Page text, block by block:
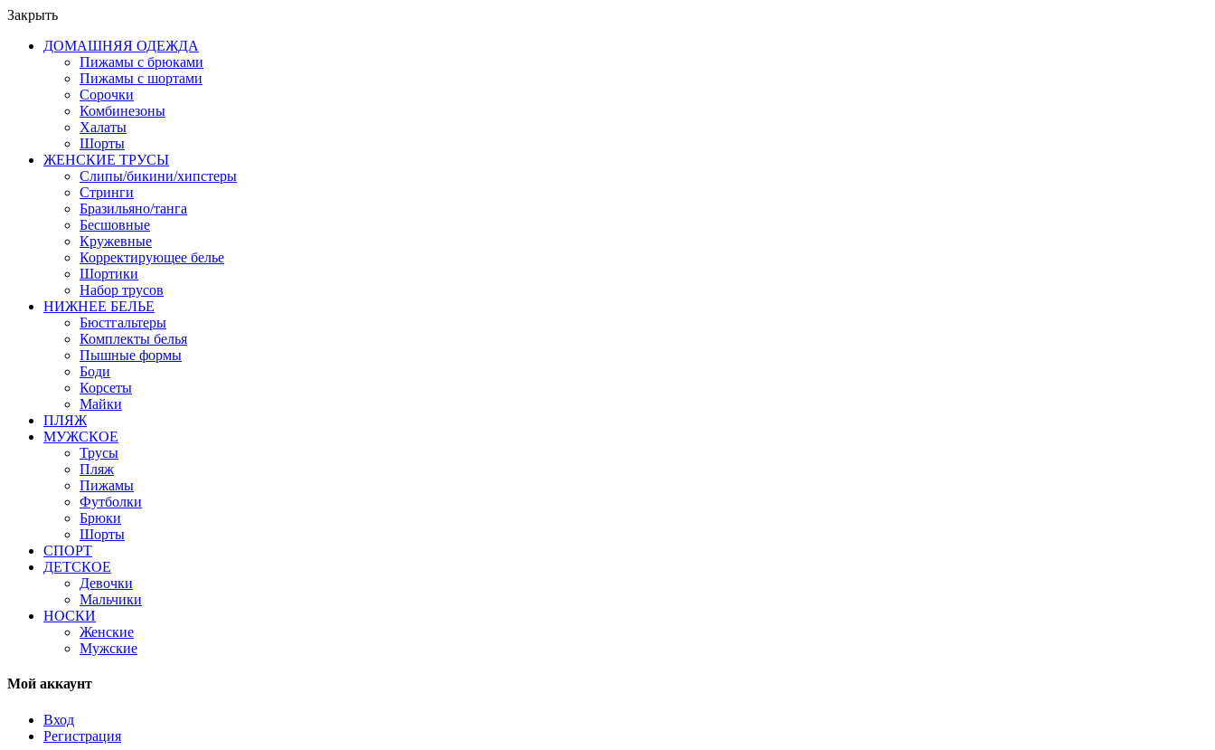
Закрыть
ДОМАШНЯЯ ОДЕЖДА
Пижамы с брюками
Пижамы с шортами
Сорочки
Комбинезоны
Халаты
Шорты
ЖЕНСКИЕ ТРУСЫ
Слипы/бикини/хипстеры
Стринги
Бразильяно/танга
Бесшовные
Кружевные
Корректирующее белье
Шортики
Набор трусов
НИЖНЕЕ БЕЛЬЕ
Бюстгальтеры
Комплекты белья
Пышные формы
Боди
Корсеты
Майки
ПЛЯЖ
МУЖСКОЕ
Трусы
Пляж
Пижамы
Футболки
Брюки
Шорты
СПОРТ
ДЕТСКОЕ
Девочки
Мальчики
НОСКИ
Женские
Мужские
Мой аккаунт
Вход
Регистрация